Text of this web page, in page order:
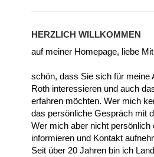
HERZLICH WILLKOMMEN
auf meiner Homepage, liebe
schön, dass Sie sich für meine
Roth interessieren und auch
erfahren möchten. Wer mich
das persönliche Gespräch mit
Wer mich aber nicht
informieren und Kontakt
Seit über 20 Jahren bin ich